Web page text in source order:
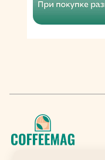
кофемолкой.
наполненный
молотый с
ароматические
бодрящего
достойным самых